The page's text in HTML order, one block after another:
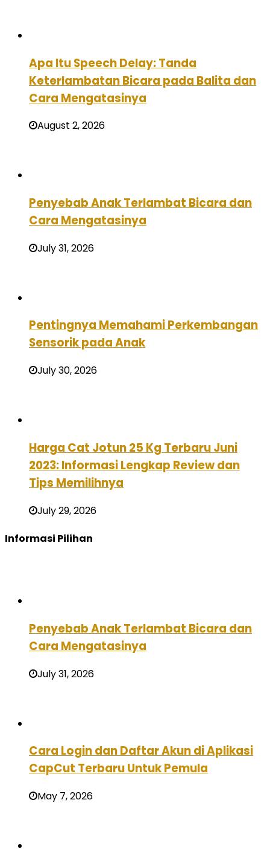
Apa Itu Speech Delay: Tanda
Keterlambatan Bicara pada Balita dan
Cara Mengatasinya
August 2, 2026
Penyebab Anak Terlambat Bicara dan
Cara Mengatasinya
July 31, 2026
Pentingnya Memahami Perkembangan
Sensorik pada Anak
July 30, 2026
Harga Cat Jotun 25 Kg Terbaru Juni
2023: Informasi Lengkap Review dan
Tips Memilihnya
July 29, 2026
Informasi Pilihan
Penyebab Anak Terlambat Bicara dan
Cara Mengatasinya
July 31, 2026
Cara Login dan Daftar Akun di Aplikasi
CapCut Terbaru Untuk Pemula
May 7, 2026